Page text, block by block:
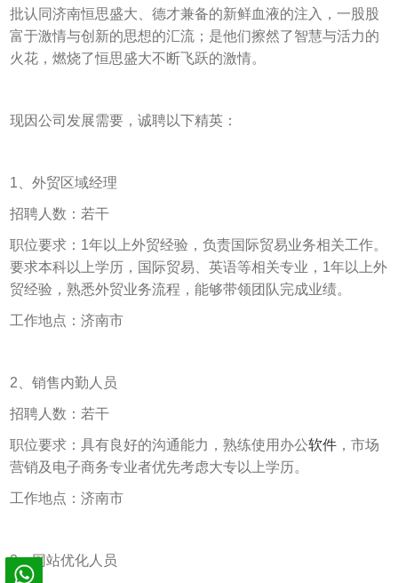
批认同济南恒思盛大、德才兼备的新鲜血液的注入，一股股
富于激情与创新的思想的汇流；是他们擦然了智慧与活力的
火花，燃烧了恒思盛大不断飞跃的激情。
现因公司发展需要，诚聘以下精英：
1、外贸区域经理
招聘人数：若干
职位要求：1年以上外贸经验，负责国际贸易业务相关工作。
要求本科以上学历，国际贸易、英语等相关专业，1年以上外
贸经验，熟悉外贸业务流程，能够带领团队完成业绩。
工作地点：济南市
2、销售内勤人员
招聘人数：若干
职位要求：具有良好的沟通能力，熟练使用办公软件 ，市场
营销及电子商务专业者优先考虑大专以上学历。
工作地点：济南市
3、网站优化人员